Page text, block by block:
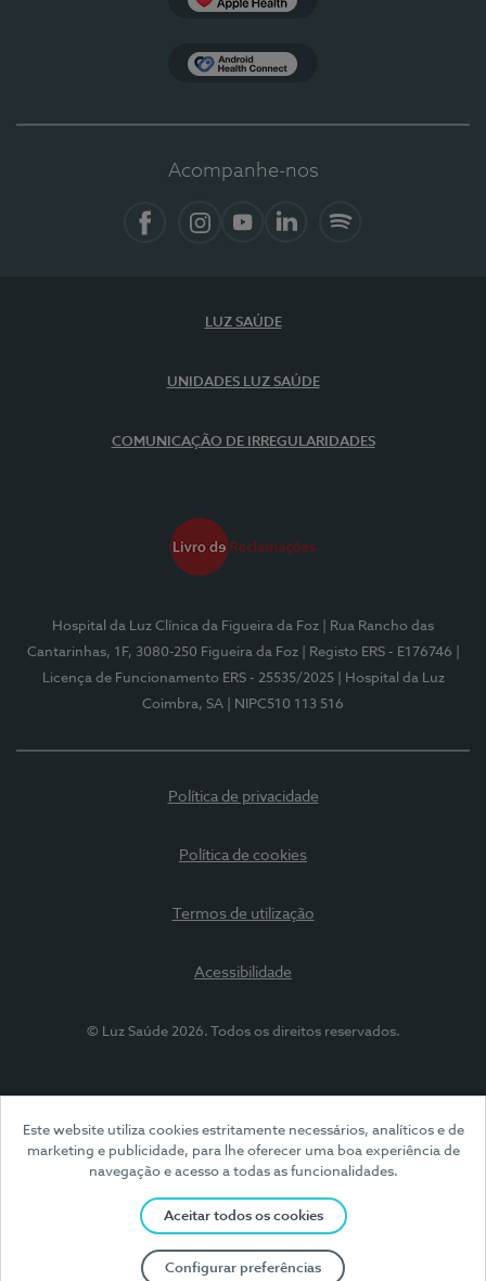
Este website utiliza cookies estritamente necessários, analíticos e de
marketing e publicidade, para lhe oferecer uma boa experiência de
navegação e acesso a todas as funcionalidades.
Aceitar todos os cookies
Configurar preferências
Acompanhe-nos
LUZ SAÚDE
UNIDADES LUZ SAÚDE
COMUNICAÇÃO DE IRREGULARIDADES
Hospital da Luz Clínica da Figueira da Foz
| Rua Rancho das
Cantarinhas, 1F, 3080-250 Figueira da Foz
| Registo ERS - E176746
Licença de Funcionamento ERS - 25535/2025
| Hospital da Luz
Coimbra, SA
| NIPC510 113 516
Política de privacidade
Política de cookies
Termos de utilização
Acessibilidade
© Luz Saúde 2026. Todos os direitos reservados.